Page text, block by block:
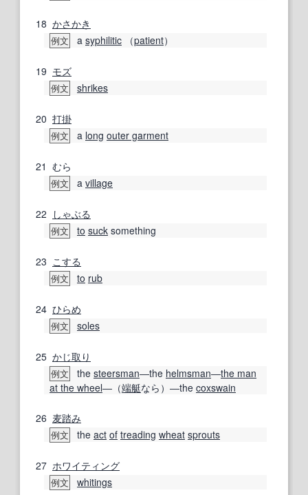
18 かさかき
例文 a syphilitic （patient）
19 モズ
例文 shrikes
20 打掛
例文 a long outer garment
21 むら
例文 a village
22 しゃぶる
例文 to suck something
23 こする
例文 to rub
24 ひらめ
例文 soles
25 かじ取り
例文 the steersman―the helmsman―the man
at the wheel―（端艇なら）―the coxswain
26 麦踏み
例文 the act of treading wheat sprouts
27 ホワイティング
例文 whitings